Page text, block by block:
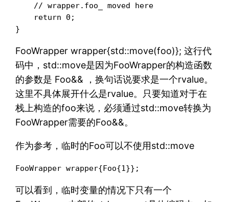
    // wrapper.foo_ moved here
    return 0;
}
FooWrapper wrapper{std::move(foo)}; 这行代
码中，std::move是因为FooWrapper的构造函数
的参数是 Foo&& ，换句话说要求是一个rvalue。
这里不具体展开什么是rvalue。只要知道对于在
栈上构造的foo来说，必须通过std::move转换为
FooWrapper需要的Foo&&。
作为参考，临时的Foo可以不使用std::move
FooWrapper wrapper{Foo{1}};
可以看到，临时变量的情况下只有一个